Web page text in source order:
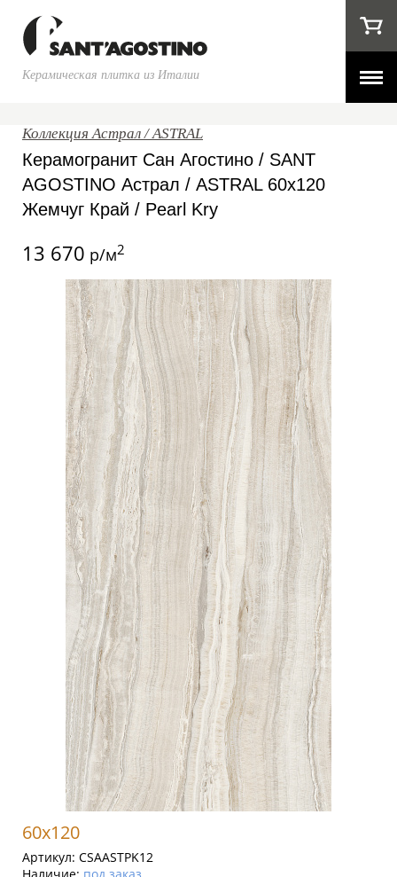
Керамическая плитка из Италии
Коллекция Астрал / ASTRAL
Керамогранит Сан Агостино / SANT
AGOSTINO Астрал / ASTRAL 60x120
Жемчуг Край / Pearl Kry
13 670 р/м2
60x120
Артикул: CSAASTPK12